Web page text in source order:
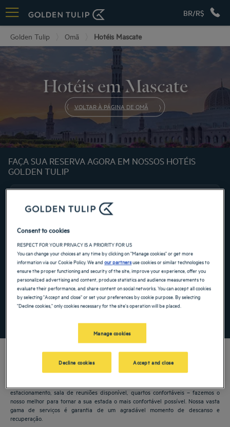
BR/R$
Golden Tulip Omã Hotéis Mascate
Hotéis em Mascate
VOLTAR À PÁGINA DE OMÃ
FAÇA SUA RESERVA AGORA EM NOSSOS HOTÉIS
GOLDEN TULIP
Navigate forward to interact with the calendar and select a date. Press the
Navigate backward to interact with the
Adicionar código especial
estacionamento, sala de reuniões disponível, quartos confortáveis – fazemos o
nosso melhor para tornar a sua estada o mais confortável possível. Nossa vasta
gama de serviços é garantia de um agradável momento de descanso e
recuperação.
Consent to cookies
RESPECT FOR YOUR PRIVACY IS A PRIORITY FOR US
You can change your choices at any time by clicking on "Manage cookies" or get more
information via our Cookie Policy. We andour partnersuse cookies or similar technologies to
ensure the proper functioning and security of the site, improve your experience, offer you
personalized advertising and content, produce statistics and audience measurements to
evaluate their performance, and share content on social networks. You can accept all cookies
by selecting "Accept and close" or set your preferences by cookie purpose. By selecting
"Decline cookies," only cookies necessary for the site's operation will be placed.
Manage cookies
Decline cookies Accept and close